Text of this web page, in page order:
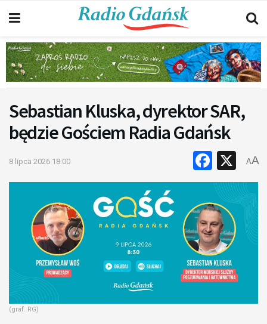
Sebastian Kluska, dyrektor SAR,
będzie Gościem Radia Gdańsk
8 lipca 2026 18:00 X
AA
(graf. RG)